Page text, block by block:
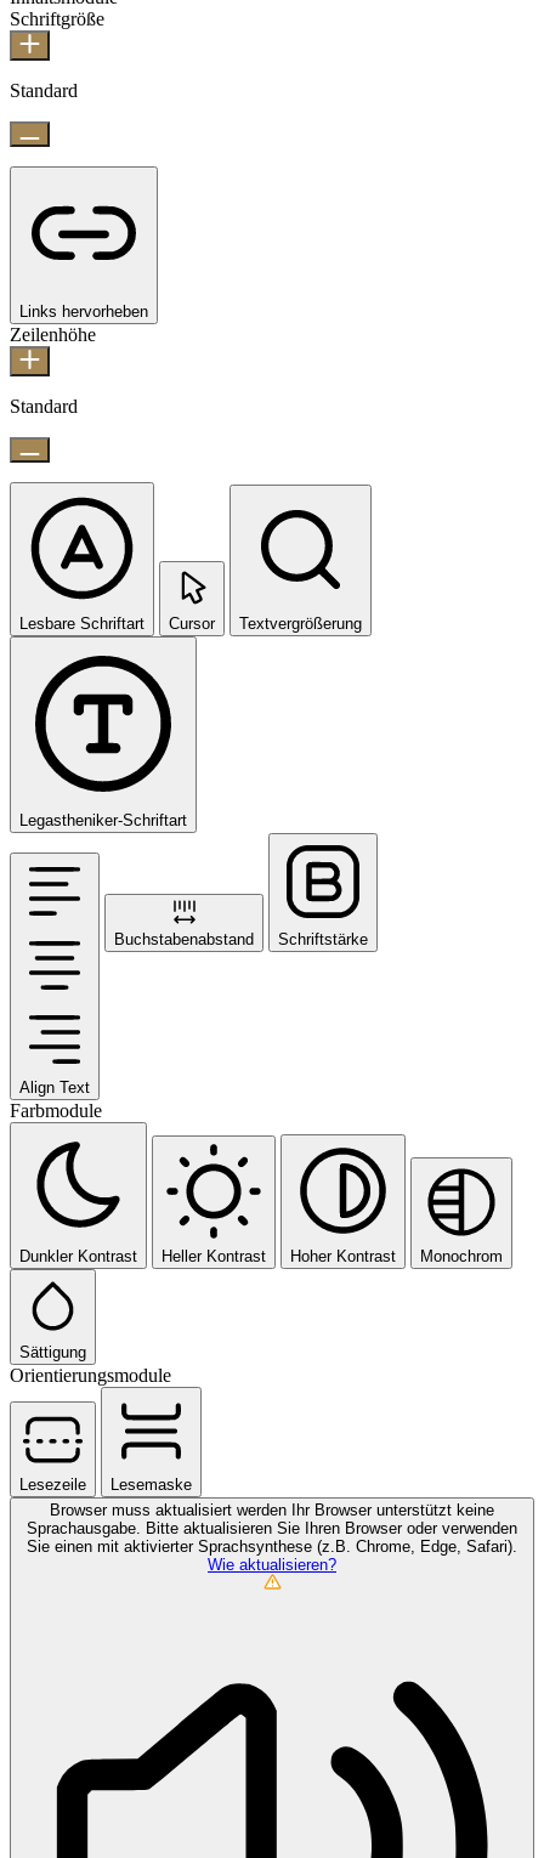
Schriftgröße
Standard
Links hervorheben
Zeilenhöhe
Standard
Lesbare Schriftart Cursor Textvergrößerung
Legastheniker-Schriftart
Align Text
Buchstabenabstand Schriftstärke
Farbmodule
Dunkler Kontrast Heller Kontrast Hoher Kontrast Monochrom
Sättigung
Orientierungsmodule
Lesezeile
Lesemaske
Browser muss aktualisiert werden
Ihr Browser unterstützt keine
Sprachausgabe. Bitte aktualisieren Sie Ihren Browser oder verwenden
Sie einen mit aktivierter Sprachsynthese (z.B. Chrome, Edge, Safari).
Wie aktualisieren?